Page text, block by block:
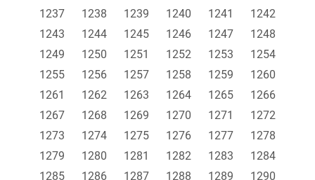
1237
1238 1239 1240 1241
1242
1243
1244 1245 1246 1247
1248
1249
1250 1251 1252 1253
1254
1255
1256 1257 1258 1259
1260
1261
1262 1263 1264 1265
1266
1267
1268 1269 1270 1271
1272
1273
1274 1275 1276 1277
1278
1279
1280 1281 1282 1283
1284
1285
1286 1287 1288 1289
1290